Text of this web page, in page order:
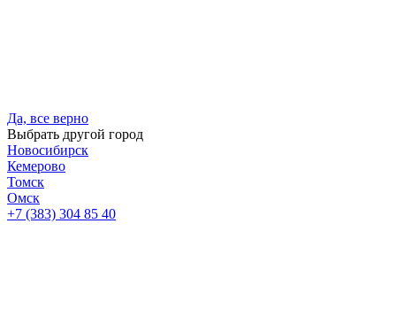
Да, все верно
Выбрать другой город
Новосибирск
Кемерово
Томск
Омск
+7 (383) 304 85 40